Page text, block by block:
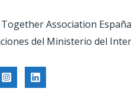
Association
del Ministerio del